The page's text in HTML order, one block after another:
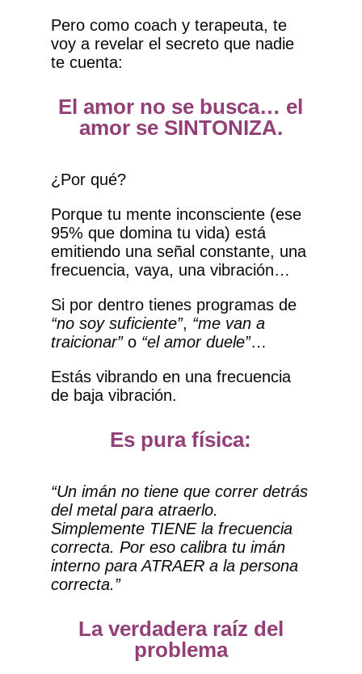
Pero como coach y terapeuta, te
voy a revelar el secreto que nadie
te cuenta:
El amor no se busca… el
amor se SINTONIZA.
¿Por qué?
Porque tu mente inconsciente (ese
95% que domina tu vida) está
emitiendo una señal constante, una
frecuencia, vaya, una vibración…
Si por dentro tienes programas de
“no soy suficiente”, “me van a
traicionar”o “el amor duele”…
Estás vibrando en una frecuencia
de baja vibración.
Es pura física:
“Un imán no tiene que correr detrás
del metal para atraerlo.
Simplemente TIENE la frecuencia
correcta. Por eso calibra tu imán
interno para ATRAER a la persona
correcta.”
La verdadera raíz del
problema